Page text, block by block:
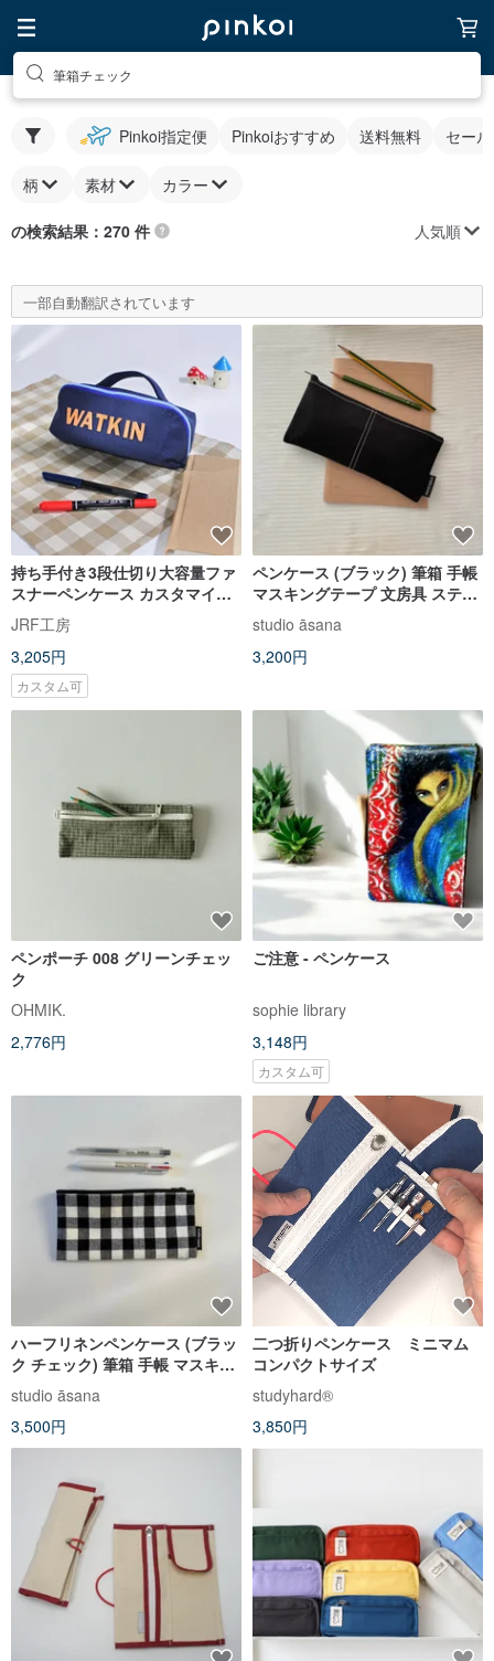
筆箱チェック
Pinkoi指定便 Pinkoiおすすめ 送料無料 セー
柄 素材 カラー
の検索結果：270 件 人気順
一部自動翻訳されています
持ち手付き3段仕切り大容量ファ
スナーペンケース カスタマイズ
ペンケース
JRF工房
3,205円
カスタム可
ペンケース (ブラック) 筆箱 手帳
マスキングテープ 文房具 ステー
ショナリー
studio āsana
3,200円
ペンポーチ 008 グリーンチェッ
ク
OHMIK.
2,776円
ご注意 - ペンケース
sophie library
3,148円
カスタム可
ハーフリネンペンケース (ブラッ
ク チェック) 筆箱 手帳 マスキン
グテープ 文房具 ステーショナリ
ー
studio āsana
3,500円
二つ折りペンケース ミニマム
コンパクトサイズ
studyhard®︎
3,850円